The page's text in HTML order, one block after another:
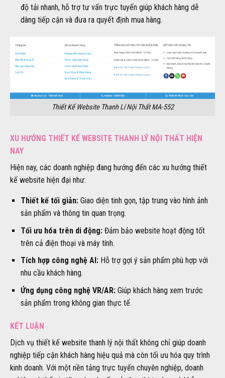
độ tải nhanh, hỗ trợ tư vấn trực tuyến giúp khách hàng dễ
dàng tiếp cận và đưa ra quyết định mua hàng.
Thiết Kế Website Thanh Lí Nội Thất MA-552
XU HƯỚNG THIẾT KẾ WEBSITE THANH LÝ NỘI THẤT HIỆN
NAY
Hiện nay, các doanh nghiệp đang hướng đến các xu hướng thiết
kế website hiện đại như:
Thiết kế tối giản:Giao diện tinh gọn, tập trung vào hình ảnh
sản phẩm và thông tin quan trọng.
Tối ưu hóa trên di động:Đảm bảo website hoạt động tốt
trên cả điện thoại và máy tính.
Tích hợp công nghệ AI:Hỗ trợ gợi ý sản phẩm phù hợp với
nhu cầu khách hàng.
Ứng dụng công nghệ VR/AR:Giúp khách hàng xem trước
sản phẩm trong không gian thực tế.
KẾT LUẬN
Dịch vụ thiết kế website thanh lý nội thất không chỉ giúp doanh
nghiệp tiếp cận khách hàng hiệu quả mà còn tối ưu hóa quy trình
kinh doanh. Với một nền tảng trực tuyến chuyên nghiệp, doanh